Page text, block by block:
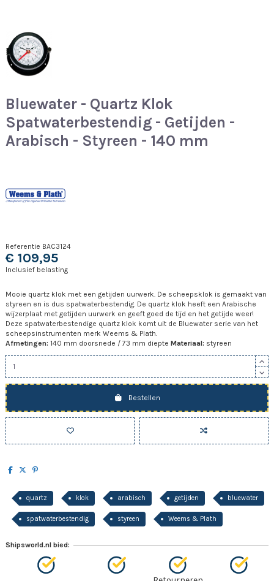
Bluewater - Quartz Klok
Spatwaterbestendig - Getijden -
Arabisch - Styreen - 140 mm
Referentie BAC3124
€ 109,95
Inclusief belasting
Mooie quartz klok met een getijden uurwerk. De scheepsklok is gemaakt van
styreen en is dus spatwaterbestendig. De quartz klok heeft een Arabische
wijzerplaat met getijden uurwerk en geeft goed de tijd en het getijde weer!
Deze spatwaterbestendige quartz klok komt uit de Bluewater serie van het
scheepsinstrumenten merk Weems & Plath.
Afmetingen: 140 mm doorsnede / 73 mm diepte Materiaal: styreen
Bestellen
quartz klok arabisch getijden bluewater
spatwaterbestendig styreen Weems & Plath
Shipsworld.nl bied: